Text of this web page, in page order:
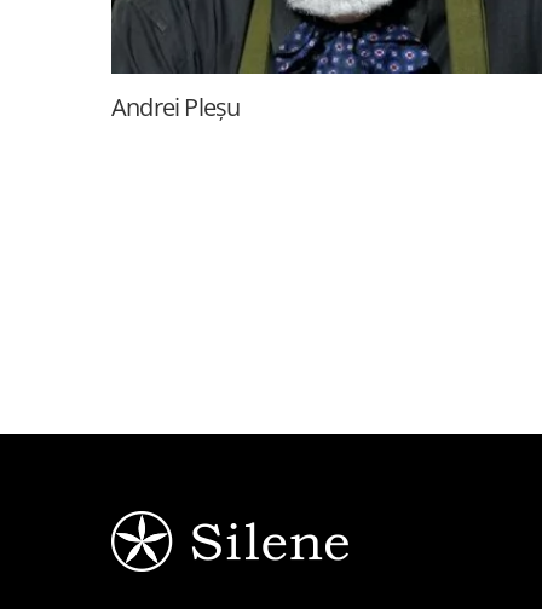
Andrei Pleșu